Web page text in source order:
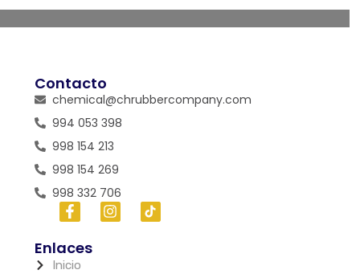
Contacto
chemical@chrubbercompany.com
994 053 398
998 154 213
998 154 269
998 332 706
Enlaces
Inicio